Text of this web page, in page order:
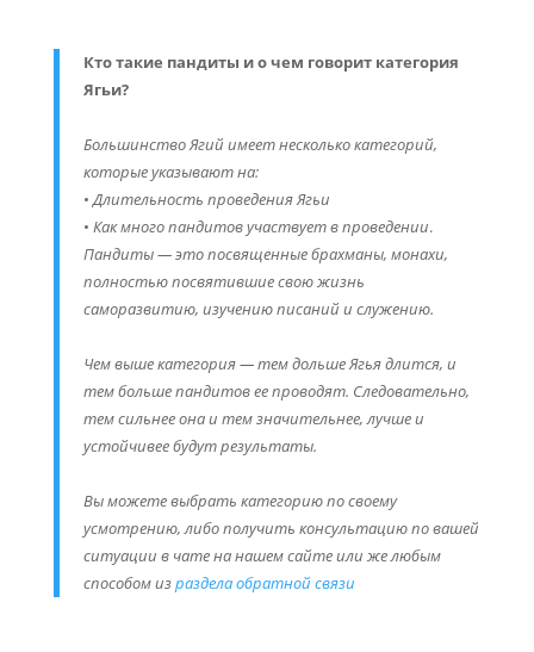
Кто такие пандиты и о чем говорит категория
Ягьи?
Большинство Ягий имеет несколько категорий,
которые указывают на:
•Длительность проведения Ягьи
• Как много пандитов участвует в проведении.
Пандиты — это посвященные брахманы, монахи,
полностью посвятившие свою жизнь
саморазвитию, изучению писаний и служению.
Чем выше категория — тем дольше Ягья длится, и
тем больше пандитов ее проводят. Следовательно,
тем сильнее она и тем значительнее, лучше и
устойчивее будут результаты.
Вы можете выбрать категорию по своему
усмотрению, либо получить консультацию по вашей
ситуации в чате на нашем сайтеили же любым
способом израздела обратной связи